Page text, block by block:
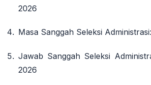
2026
Masa Sanggah Seleksi Administrasi
Jawab Sanggah Seleksi
2026